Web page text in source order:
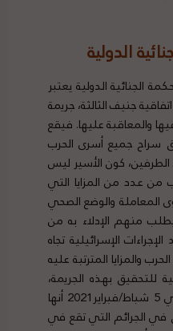
الدولية
الجنائية الدولية يعتبر
جنيف الثالثة، جريمة
والمعاقبة عليها. فيقع
سراح جميع أسرى الحرب
الطرفين، كون الأسير ليس
من عدد من المزايا التي
والوضع الصحي
منهم الإدلاء به من
الإسرائيلية تجاه
والمزايا المترتبة عليه
للتحقيق بهذه الجريمة،
خاصة بعد أن قررت المحكمة في 5 شباط/فبراير2021 أنها
في الجرائم التي تقع في